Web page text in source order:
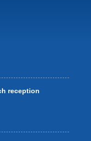
reception